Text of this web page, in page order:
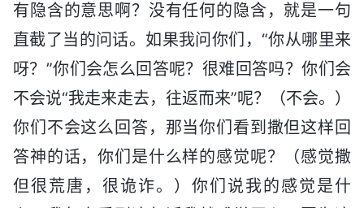
有隐含的意思啊？没有任何的隐含，就是一句
直截了当的问话。如果我问你们，“你从哪里来
呀？”你们会怎么回答呢？很难回答吗？你们会
不会说“我走来走去，往返而来”呢？（不会。）
你们不会这么回答，那当你们看到撒但这样回
答神的话，你们是什么样的感觉呢？（感觉撒
但很荒唐，很诡诈。）你们说我的感觉是什